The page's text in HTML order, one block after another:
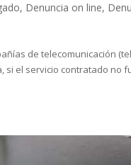
, Denuncia on line,
de telecomunicación
el servicio contratado no